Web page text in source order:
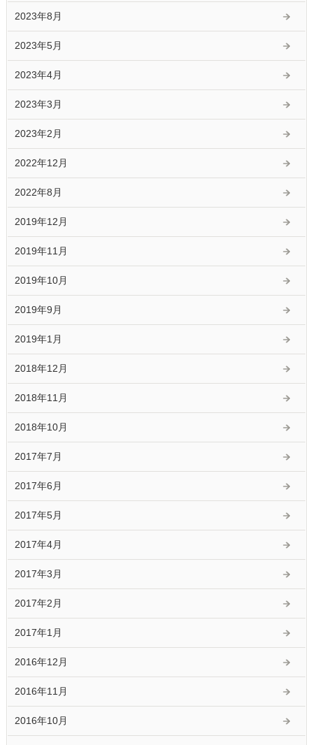
2023年8月
2023年5月
2023年4月
2023年3月
2023年2月
2022年12月
2022年8月
2019年12月
2019年11月
2019年10月
2019年9月
2019年1月
2018年12月
2018年11月
2018年10月
2017年7月
2017年6月
2017年5月
2017年4月
2017年3月
2017年2月
2017年1月
2016年12月
2016年11月
2016年10月